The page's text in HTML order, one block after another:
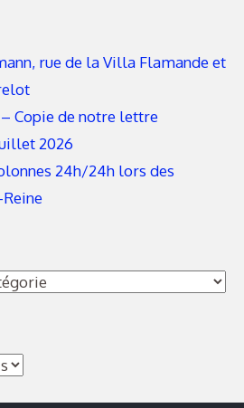
rue de la Villa Flamande et
Copie de notre lettre
2026
24h/24h lors des